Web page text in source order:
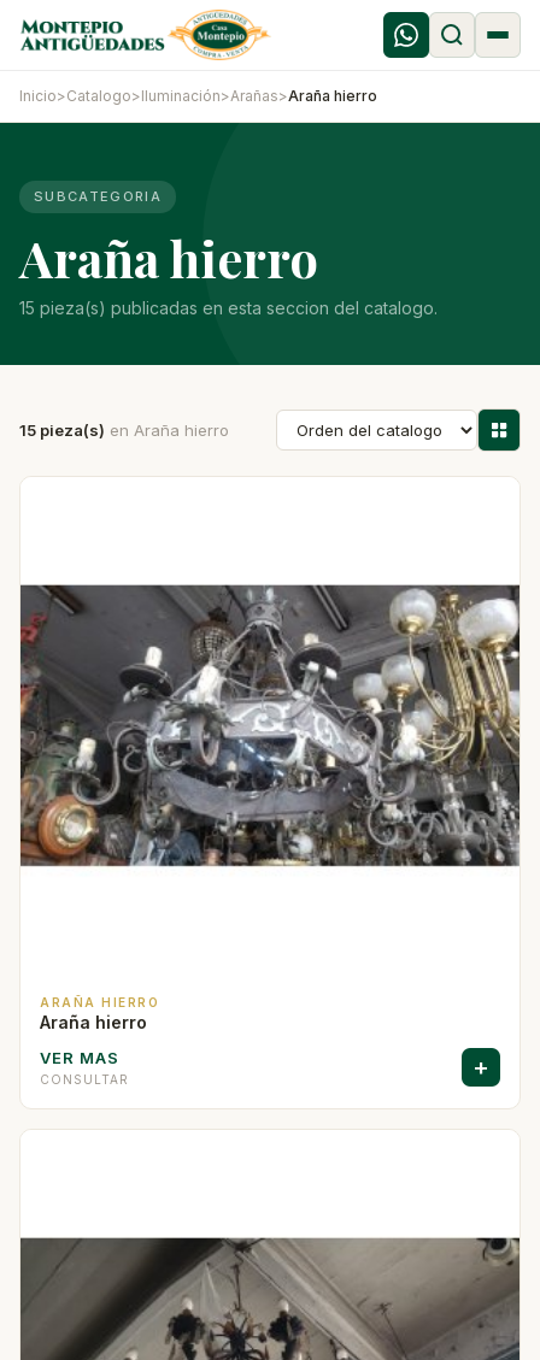
Inicio>Catalogo>Iluminación>Arañas>Araña hierro
SUBCATEGORIA
Araña hierro
15 pieza(s) publicadas en esta seccion del catalogo.
15 pieza(s) en Araña hierro
ARAÑA HIERRO
Araña hierro
VER MAS
CONSULTAR +